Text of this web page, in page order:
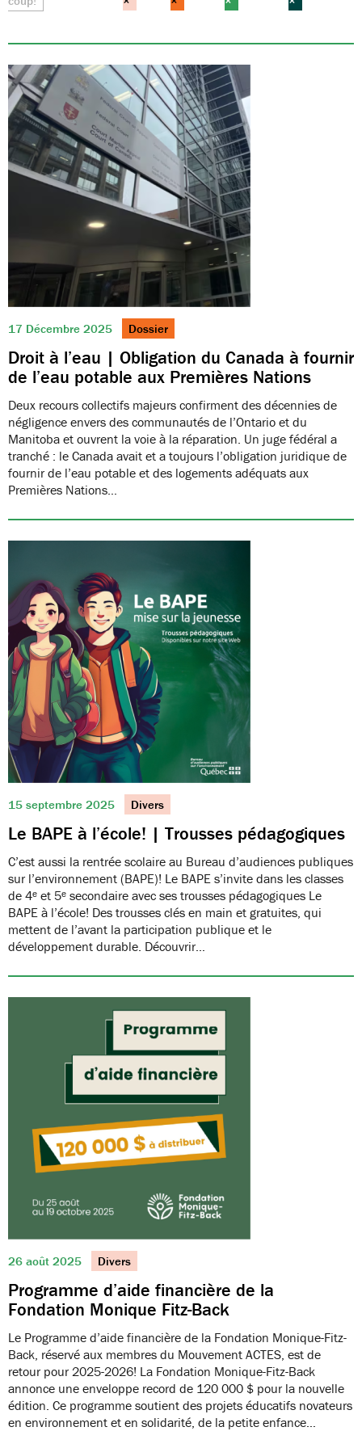
17 Décembre 2025 Dossier
Droit à l’eau | Obligation du Canada à fournir
de l’eau potable aux Premières Nations
Deux recours collectifs majeurs confirment des décennies de
négligence envers des communautés de l’Ontario et du
Manitoba et ouvrent la voie à la réparation. Un juge fédéral a
tranché : le Canada avait et a toujours l’obligation juridique de
fournir de l’eau potable et des logements adéquats aux
Premières Nations…
15 septembre 2025 Divers
Le BAPE à l’école! | Trousses pédagogiques
C’est aussi la rentrée scolaire au Bureau d’audiences publiques
sur l’environnement (BAPE)! Le BAPE s’invite dans les classes
de 4ᵉ et 5ᵉ secondaire avec ses trousses pédagogiques Le
BAPE à l’école! Des trousses clés en main et gratuites, qui
mettent de l’avant la participation publique et le
développement durable. Découvrir…
26 août 2025 Divers
Programme d’aide financière de la
Fondation Monique Fitz-Back
Le Programme d’aide financière de la Fondation Monique-Fitz-
Back, réservé aux membres du Mouvement ACTES, est de
retour pour 2025-2026! La Fondation Monique-Fitz-Back
annonce une enveloppe record de 120 000 $ pour la nouvelle
édition. Ce programme soutient des projets éducatifs novateurs
en environnement et en solidarité, de la petite enfance…